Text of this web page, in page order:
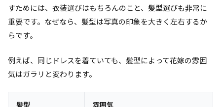
すためには、衣装選びはもちろんのこと、髪型選びも非常に
重要です。なぜなら、髪型は写真の印象を大きく左右するか
らです。
例えば、同じドレスを着ていても、髪型によって花嫁の雰囲
気はガラリと変わります。
髪型 雰囲気